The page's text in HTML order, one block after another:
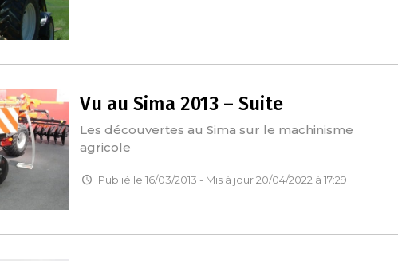
Vu au Sima 2013 – Suite
Les découvertes au Sima sur le machinisme
agricole
Publié le 16/03/2013 - Mis à jour 20/04/2022 à 17:29